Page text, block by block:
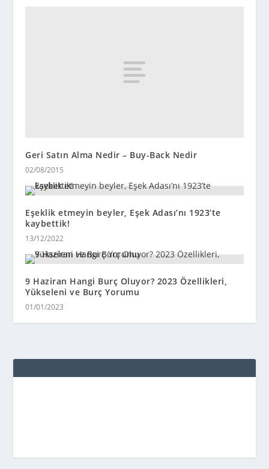
Geri Satın Alma Nedir – Buy-Back Nedir
02/08/2015
Eşeklik etmeyin beyler, Eşek Adası’nı 1923’te
kaybettik!
13/12/2022
9 Haziran Hangi Burç Oluyor? 2023 Özellikleri,
Yükseleni ve Burç Yorumu
01/01/2023